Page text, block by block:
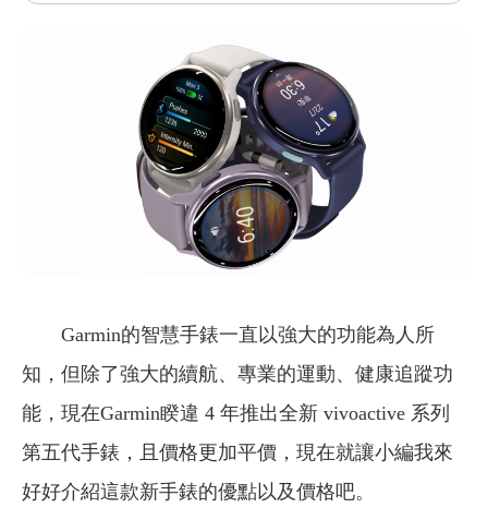
Garmin的智慧手錶一直以強大的功能為人所
知，但除了強大的續航、專業的運動、健康追蹤功
能，現在Garmin睽違 4 年推出全新 vivoactive 系列
第五代手錶，且價格更加平價，現在就讓小編我來
好好介紹這款新手錶的優點以及價格吧。